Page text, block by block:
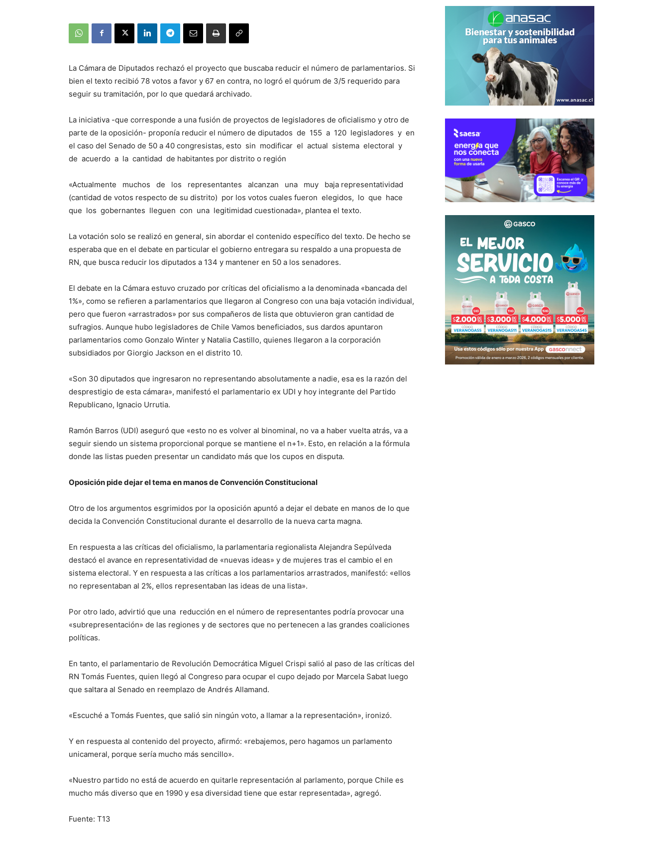
La Cámara de Diputados rechazó el proyecto que buscaba reducir el número de parlamentarios. Si
bien el texto recibió 78 votos a favor y 67 en contra, no logró el quórum de 3/5 requerido para
seguir su tramitación, por lo que quedará archivado.
La iniciativa -que corresponde a una fusión de proyectos de legisladores de oficialismo y otro de
parte de la oposición- proponía reducir el número de diputados de 155 a 120 legisladores y en
el caso del Senado de 50 a 40 congresistas, esto sin modificar el actual sistema electoral y
de acuerdo a la cantidad de habitantes por distrito o región
«Actualmente muchos de los representantes alcanzan una muy baja representatividad
(cantidad de votos respecto de su distrito) por los votos cuales fueron elegidos, lo que hace
que los gobernantes lleguen con una legitimidad cuestionada», plantea el texto.
La votación solo se realizó en general, sin abordar el contenido específico del texto. De hecho se
esperaba que en el debate en particular el gobierno entregara su respaldo a una propuesta de
RN, que busca reducir los diputados a 134 y mantener en 50 a los senadores.
El debate en la Cámara estuvo cruzado por críticas del oficialismo a la denominada «bancada del
1%», como se refieren a parlamentarios que llegaron al Congreso con una baja votación individual,
pero que fueron «arrastrados» por sus compañeros de lista que obtuvieron gran cantidad de
sufragios. Aunque hubo legisladores de Chile Vamos beneficiados, sus dardos apuntaron
parlamentarios como Gonzalo Winter y Natalia Castillo, quienes llegaron a la corporación
subsidiados por Giorgio Jackson en el distrito 10.
«Son 30 diputados que ingresaron no representando absolutamente a nadie, esa es la razón del
desprestigio de esta cámara», manifestó el parlamentario ex UDI y hoy integrante del Partido
Republicano, Ignacio Urrutia.
Ramón Barros (UDI) aseguró que «esto no es volver al binominal, no va a haber vuelta atrás, va a
seguir siendo un sistema proporcional porque se mantiene el n+1». Esto, en relación a la fórmula
donde las listas pueden presentar un candidato más que los cupos en disputa.
Oposición pide dejar el tema en manos de Convención Constitucional
Otro de los argumentos esgrimidos por la oposición apuntó a dejar el debate en manos de lo que
decida la Convención Constitucional durante el desarrollo de la nueva carta magna.
En respuesta a las críticas del oficialismo, la parlamentaria regionalista Alejandra Sepúlveda
destacó el avance en representatividad de «nuevas ideas» y de mujeres tras el cambio el en
sistema electoral. Y en respuesta a las críticas a los parlamentarios arrastrados, manifestó: «ellos
no representaban al 2%, ellos representaban las ideas de una lista».
Por otro lado, advirtió que una reducción en el número de representantes podría provocar una
«subrepresentación» de las regiones y de sectores que no pertenecen a las grandes coaliciones
políticas.
En tanto, el parlamentario de Revolución Democrática Miguel Crispi salió al paso de las críticas del
RN Tomás Fuentes, quien llegó al Congreso para ocupar el cupo dejado por Marcela Sabat luego
que saltara al Senado en reemplazo de Andrés Allamand.
«Escuché a Tomás Fuentes, que salió sin ningún voto, a llamar a la representación», ironizó.
Y en respuesta al contenido del proyecto, afirmó: «rebajemos, pero hagamos un parlamento
unicameral, porque sería mucho más sencillo».
«Nuestro partido no está de acuerdo en quitarle representación al parlamento, porque Chile es
mucho más diverso que en 1990 y esa diversidad tiene que estar representada», agregó.
Fuente: T13